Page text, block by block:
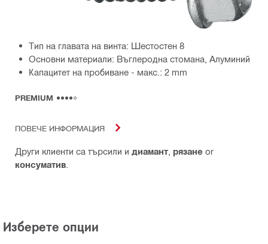
Тип на главата на винта: Шестостен 8
Основни материали: Въглеродна стомана, Алуминий
Капацитет на пробиване - макс.: 2 mm
PREMIUM
ПОВЕЧЕ ИНФОРМАЦИЯ
Други клиенти са търсили и диамант рязане or
консуматив
Изберете опции